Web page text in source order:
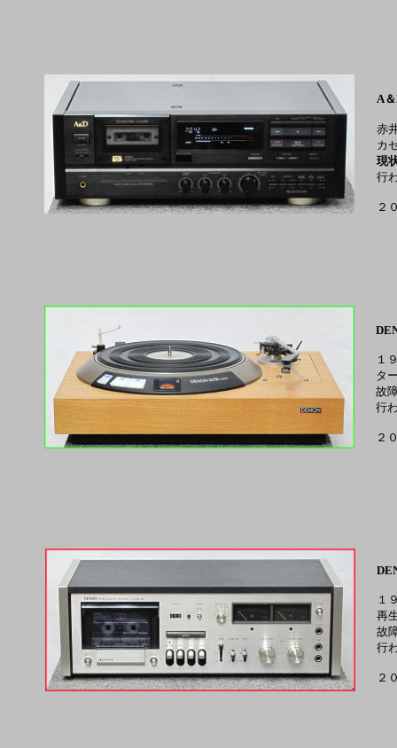
A
赤
カ
現
行
２
１
タ
故
行
２
１
再
故
行
２